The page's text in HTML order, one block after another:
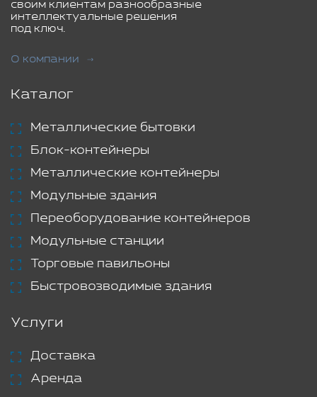
своим клиентам разнообразные
интеллектуальные решения
под ключ.
О компании
Каталог
Металлические бытовки
Блок-контейнеры
Металлические контейнеры
Модульные здания
Переоборудование контейнеров
Модульные станции
Торговые павильоны
Быстровозводимые здания
Услуги
Доставка
Аренда